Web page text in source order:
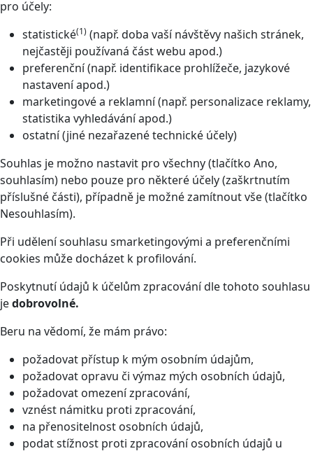
pro účely:
statistické(1) (např. doba vaší návštěvy našich stránek,
nejčastěji používaná část webu apod.)
preferenční (např. identifikace prohlížeče, jazykové
nastavení apod.)
marketingové a reklamní (např. personalizace reklamy,
statistika vyhledávání apod.)
ostatní (jiné nezařazené technické účely)
Souhlas je možno nastavit pro všechny (tlačítko Ano,
souhlasím) nebo pouze pro některé účely (zaškrtnutím
příslušné části), případně je možné zamítnout vše (tlačítko
Nesouhlasím).
Při udělení souhlasu smarketingovými a preferenčními
cookies může docházet k profilování.
Poskytnutí údajů k účelům zpracování dle tohoto souhlasu
jedobrovolné.
Beru na vědomí, že mám právo:
požadovat přístup k mým osobním údajům,
požadovat opravu či výmaz mých osobních údajů,
požadovat omezení zpracování,
vznést námitku proti zpracování,
na přenositelnost osobních údajů,
podat stížnost proti zpracování osobních údajů u